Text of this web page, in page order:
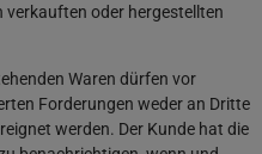
verkauften oder hergestellten
Waren dürfen vor
Forderungen weder an Dritte
werden. Der Kunde hat die